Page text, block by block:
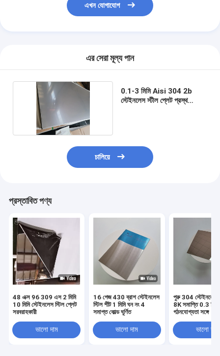
এখন যোগাযোগ
এর সেরা মূল্য পান
0.1-3 মিমি Aisi 304 2b
স্টেইনলেস স্টীল প্লেট প্রস্থ
চালিয়ে
প্রস্তাবিত পণ্য
48 এক্স 96 309 এস 2 মিমি
10 মিমি স্টেইনলেস স্টিল প্লেট
সরবরাহকারী
ভালো দাম
16 গেজ 430 ব্রাশ স্টেইনলেস
স্টিল শীট 1 মিমি ঘন নং 4
সমাপ্ত কোল্ড ঘূর্ণিত
ভালো দাম
পুরু 304 স্টেইনলেস
8K সমাপ্তি 0.3 মিমি
গঠনযোগ্যতা সঙ্গে
ভালো দাম